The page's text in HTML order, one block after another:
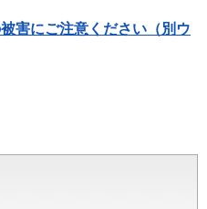
害にご注意ください（別ウ